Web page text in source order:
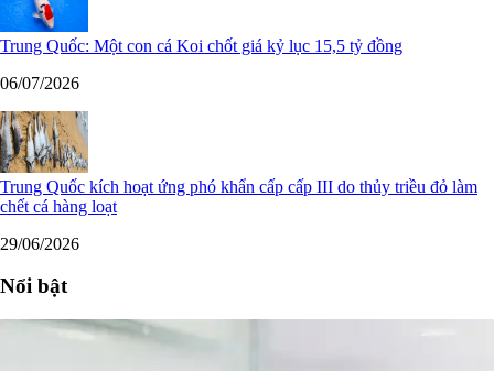
Trung Quốc: Một con cá Koi chốt giá kỷ lục 15,5 tỷ đồng
06/07/2026
Trung Quốc kích hoạt ứng phó khẩn cấp cấp III do thủy triều đỏ làm
chết cá hàng loạt
29/06/2026
Nổi bật